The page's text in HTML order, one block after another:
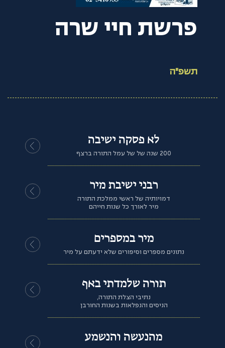
פרשת חיי שרה
תשפ"ה
לא פסקה ישיבה
200 שנה של של עמל התורה ברצף
רבני ישיבת מיר
דמויותיה של ראשי ממלכת התורה
מיר לאורך כל שנות חייהם
מיר במספרים
נתונים מספרים וסיפורים שלא ידעתם על מיר
תורה שלמדתי באף
נתיבי הצלת התורה,
הניסים והנפלאות בשנות החורבן
מהנעשה והנשמע